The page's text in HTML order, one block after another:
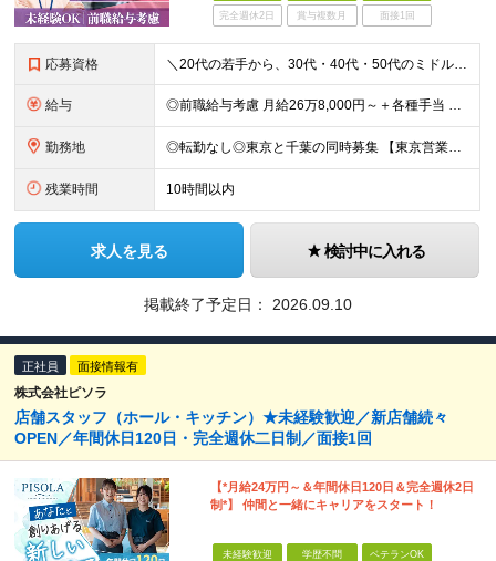
完全週休2日 賞与複数月 面接1回
応募資格 ＼20代の若手から、30代・40代・50代のミドル・ベテラン層まで幅広く歓迎！／ ■未経験OK ■学歴不問 ■普通自動車運転免許（AT限定可｜MTをお持ちの方も尚可） ～ひとつでも当てはまれば、それ
給与 ◎前職給与考慮 月給26万8,000円～＋各種手当 ◆試用期間3カ月あり（期間中は21万4,500円～＋各種手当） ※年齢・経験・能力などを考慮の上、決定します ※上記給与はみなし残業代24,00
勤務地 ◎転勤なし◎東京と千葉の同時募集 【東京営業所】 東京都中央区新川2－24－2ビコービル４階B 【千葉営業所】 千葉県千葉市美浜区新港222-16 ※全国出社あり。出張先のホテル代や交通費は会社
残業時間 10時間以内
求人を見る 検討中に入れる
掲載終了予定日： 2026.09.10
正社員 面接情報有
株式会社ピソラ
店舗スタッフ（ホール・キッチン）★未経験歓迎／新店舗続々
OPEN／年間休日120日・完全週休二日制／面接1回
【*月給24万円～＆年間休日120日＆完全週休2日
制*】 仲間と一緒にキャリアをスタート！
未経験歓迎 学歴不問 ベテランOK